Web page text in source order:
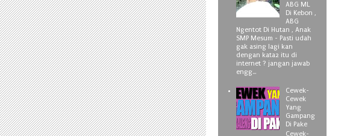
ABG ML
Di Kebon ,
ABG
Ngentot Di Hutan , Anak
SMP Mesum - Pasti udah
gak asing lagi kan
dengan kata2 itu di
internet ? jangan jawab
engg...
Cewek-
Cewek
Yang
Gampang
Di Pake
Cewek-